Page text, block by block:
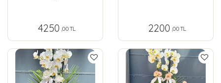
4250 ,00 TL 2200 ,00 TL